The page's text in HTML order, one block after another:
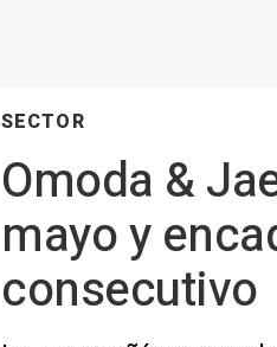
SECTOR
Omoda &
mayo y
consecutivo